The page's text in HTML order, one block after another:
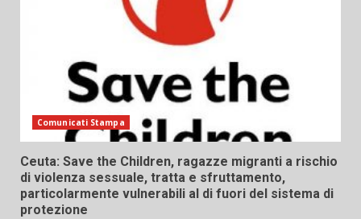
Comunicati Stampa
Ceuta: Save the Children, ragazze migranti a rischio
di violenza sessuale, tratta e sfruttamento,
particolarmente vulnerabili al di fuori del sistema di
protezione